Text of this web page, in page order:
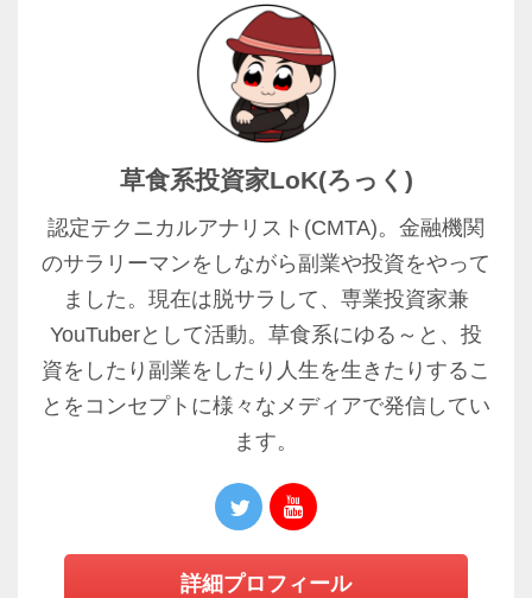
草食系投資家LoK(ろっく)
認定テクニカルアナリスト(CMTA)。金融機関
のサラリーマンをしながら副業や投資をやって
ました。現在は脱サラして、専業投資家兼
YouTuberとして活動。草食系にゆる～と、投
資をしたり副業をしたり人生を生きたりするこ
とをコンセプトに様々なメディアで発信してい
ます。
詳細プロフィール